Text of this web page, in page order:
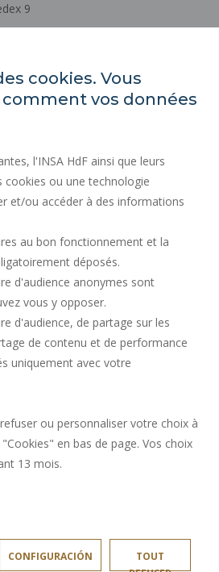
9
cookies. Vous
vos données
l'INSA HdF ainsi que leurs
cookies ou une technologie
et/ou accéder à des informations
au bon fonctionnement et la
déposés.
d'audience anonymes sont
vous y opposer.
d'audience, de partage sur les
de contenu et de performance
uniquement avec votre
ou personnaliser votre choix à
en bas de page. Vos choix
13 mois.
CONFIGURACIÓN
TOUT